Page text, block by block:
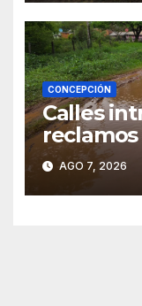
CONCEPCIÓN
Calles
enAGO 7, 2026